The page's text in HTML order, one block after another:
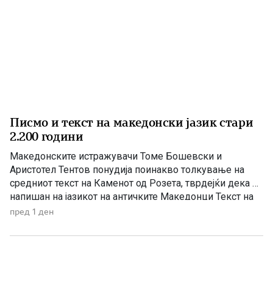
Писмо и текст на македонски јазик стари
2.200 години
Македонските истражувачи Томе Бошевски и
Аристотел Тентов понудија поинакво толкување на
средниот текст на Каменот од Розета, тврдејќи дека е
напишан на јазикот на античките Македонци Текст на
египетски камен во местото Розета е дешифриран
научници академик Томе Бошевски и проф. Аристотел
пред 1 ден